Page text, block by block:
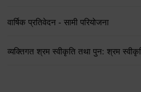
वार्षिक प्रतिवेदन - सामी परियोजना
व्यक्तिगत श्रम स्वीकृति तथा पुन: श्रम